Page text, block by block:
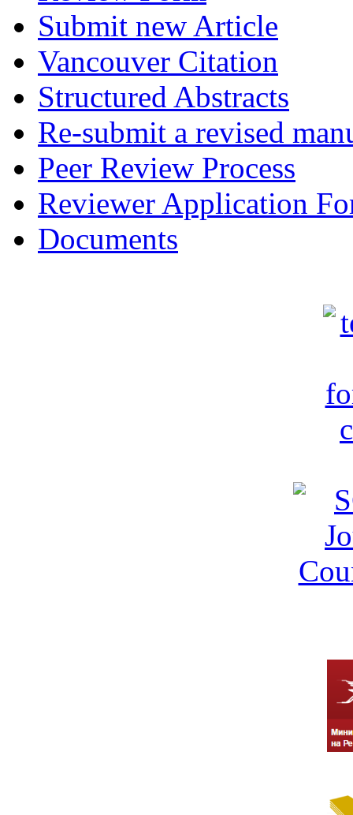
Submit new Article
Vancouver Citation
Structured Abstracts
Re-submit a revised
Peer Review Process
Reviewer Application
Documents